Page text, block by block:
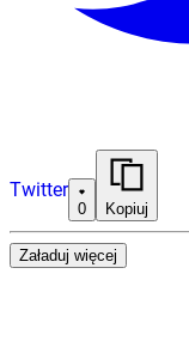
Twitter
0 Kopiuj
Załaduj więcej